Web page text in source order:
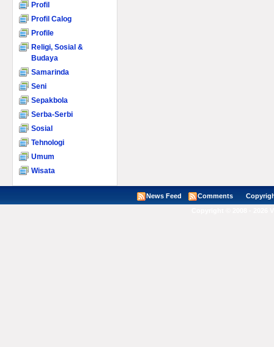
Profil
Profil Calog
Profile
Religi, Sosial &
Budaya
Samarinda
Seni
Sepakbola
Serba-Serbi
Sosial
Tehnologi
Umum
Wisata
News Feed Comments Copyright